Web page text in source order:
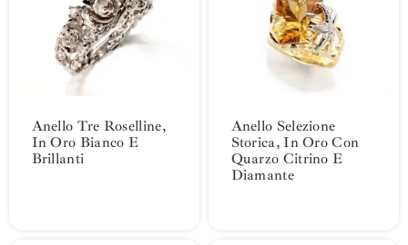
Anello Tre Roselline,
In Oro Bianco E
Brillanti
Anello Selezione
Storica, In Oro Con
Quarzo Citrino E
Diamante